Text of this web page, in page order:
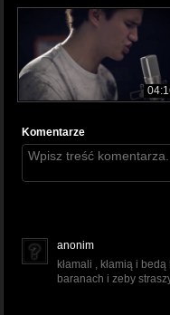
Komentarze
anonim
kłamali , kłamią i
baranach i zeby